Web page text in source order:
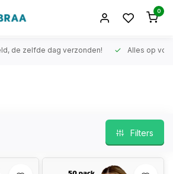
0
de zelfde dag verzonden! Alles op
Filters